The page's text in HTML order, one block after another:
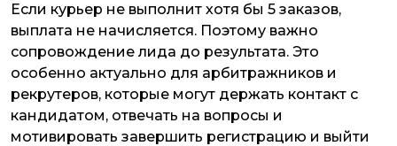
Если курьер не выполнит хотя бы 5 заказов,
выплата не начисляется. Поэтому важно
сопровождение лида до результата. Это
особенно актуально для арбитражников и
рекрутеров, которые могут держать контакт с
кандидатом, отвечать на вопросы и
мотивировать завершить регистрацию и выйти